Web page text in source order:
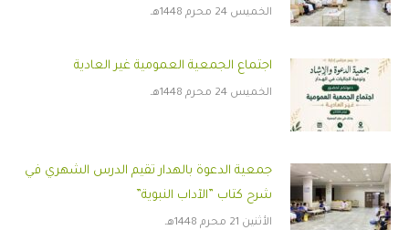
الخميس 24 محرم 1448هـ
اجتماع الجمعية العمومية غير العادية
الخميس 24 محرم 1448هـ
جمعية الدعوة بالهدار تقيم الدرس الشهري في
شرح كتاب ”الآداب النبوية”
الأثنين 21 محرم 1448هـ